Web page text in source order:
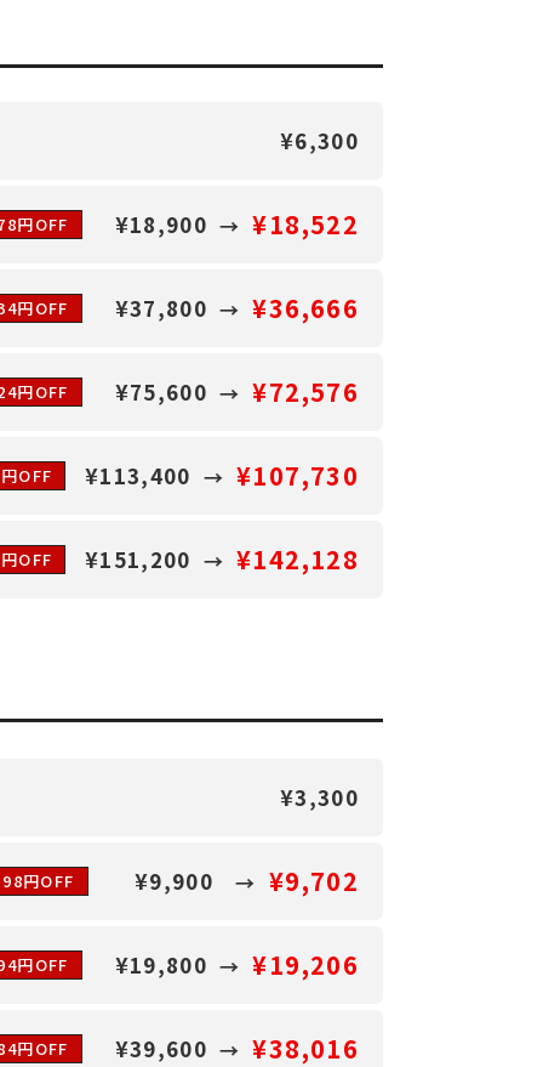
¥6,300
円OFF ¥18,900 ¥18,522
円OFF ¥37,800 ¥36,666
円OFF ¥75,600 ¥72,576
OFF ¥113,400 ¥107,730
OFF ¥151,200 ¥142,128
¥3,300
円OFF ¥9,900 ¥9,702
円OFF ¥19,800 ¥19,206
円OFF ¥39,600 ¥38,016